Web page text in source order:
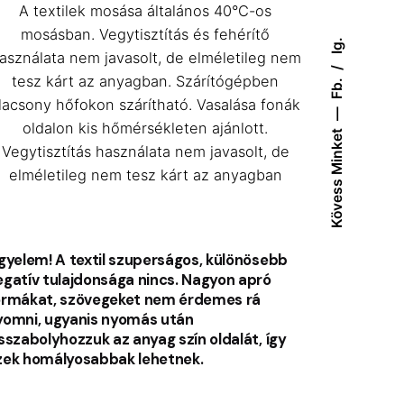
Kövess Minket
Fb.
Ig.
A textilek mosása általános 40°C-os
mosásban. Vegytisztítás és fehérítő
nem javasolt, de elméletileg nem
tesz kárt az anyagban. Szárítógépben
hőfokon szárítható. Vasalása fonák
oldalon kis hőmérsékleten ajánlott.
Vegytisztítás használata nem javasolt, de
elméletileg nem tesz kárt az anyagban
A textil szuperságos, különösebb
tulajdonsága nincs. Nagyon apró
szövegeket nem érdemes rá
ugyanis nyomás után
az anyag szín oldalát, így
homályosabbak lehetnek.